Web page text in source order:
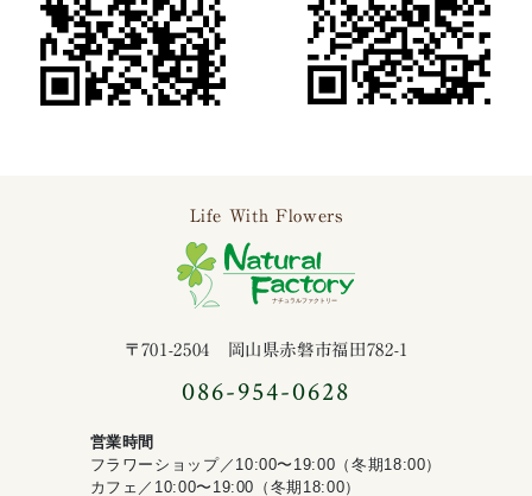
Life With Flowers
ナチュラルフ
〒701-2504 岡山県赤磐市福田782-1
086-954-0628
営業時間
フラワーショップ／10:00〜19:00（冬期18:00）
カフェ／10:00〜19:00（冬期18:00）